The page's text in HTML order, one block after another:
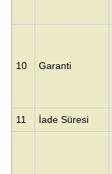
10 Garanti
11 İade Süresi